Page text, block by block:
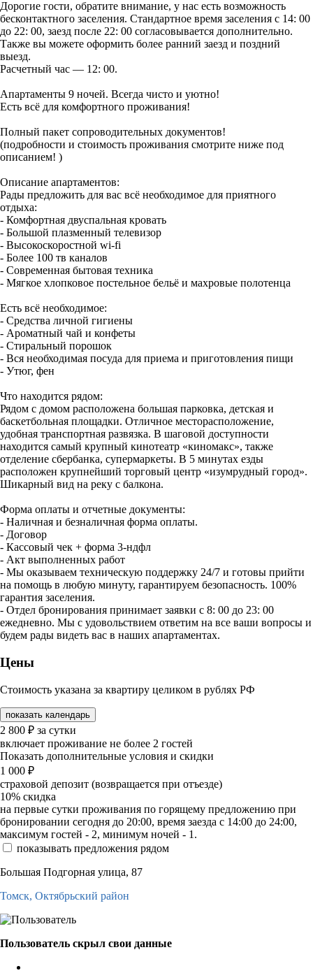
Дорогие гости, обратите внимание, у нас есть возможность
бесконтактного заселения. Стандартное время заселения с 14: 00
до 22: 00, заезд после 22: 00 согласовывается дополнительно.
Также вы можете оформить более ранний заезд и поздний
выезд.
Расчетный час — 12: 00.
Апартаменты 9 ночей. Всегда чисто и уютно!
Есть всё для комфортного проживания!
Полный пакет сопроводительных документов!
(подробности и стоимость проживания смотрите ниже под
описанием! )
Описание апартаментов:
Рады предложить для вас всё необходимое для приятного
отдыха:
- Комфортная двуспальная кровать
- Большой плазменный телевизор
- Высокоскоростной wi-fi
- Более 100 тв каналов
- Современная бытовая техника
- Мягкое хлопковое постельное бельё и махровые полотенца
Есть всё необходимое:
- Средства личной гигиены
- Ароматный чай и конфеты
- Стиральный порошок
- Вся необходимая посуда для приема и приготовления пищи
- Утюг, фен
Что находится рядом:
Рядом с домом расположена большая парковка, детская и
баскетбольная площадки. Отличное месторасположение,
удобная транспортная развязка. В шаговой доступности
находится самый крупный кинотеатр «киномакс», также
отделение сбербанка, супермаркеты. В 5 минутах езды
расположен крупнейший торговый центр «изумрудный город».
Шикарный вид на реку с балкона.
Форма оплаты и отчетные документы:
- Наличная и безналичная форма оплаты.
- Договор
- Кассовый чек + форма 3-ндфл
- Акт выполненных работ
- Мы оказываем техническую поддержку 24/7 и готовы прийти
на помощь в любую минуту, гарантируем безопасность. 100%
гарантия заселения.
- Отдел бронирования принимает заявки с 8: 00 до 23: 00
ежедневно. Мы с удовольствием ответим на все ваши вопросы и
будем рады видеть вас в наших апартаментах.
Цены
Стоимость указана за квартиру целиком в рублях РФ
показать календарь
2 800 ₽ за сутки
включает проживание не более 2 гостей
Показать дополнительные условия и скидки
1 000 ₽
страховой депозит (возвращается при отъезде)
10% скидка
на первые сутки проживания по горящему предложению при
бронировании сегодня до 20:00, время заезда с 14:00 до 24:00,
максимум гостей - 2, минимум ночей - 1.
показывать предложения рядом
Большая Подгорная улица, 87
Томск, Октябрьский район
Пользователь скрыл свои данные